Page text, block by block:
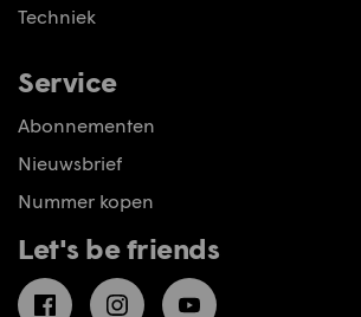
Techniek
Service
Abonnementen
Nieuwsbrief
Nummer kopen
Let's be friends